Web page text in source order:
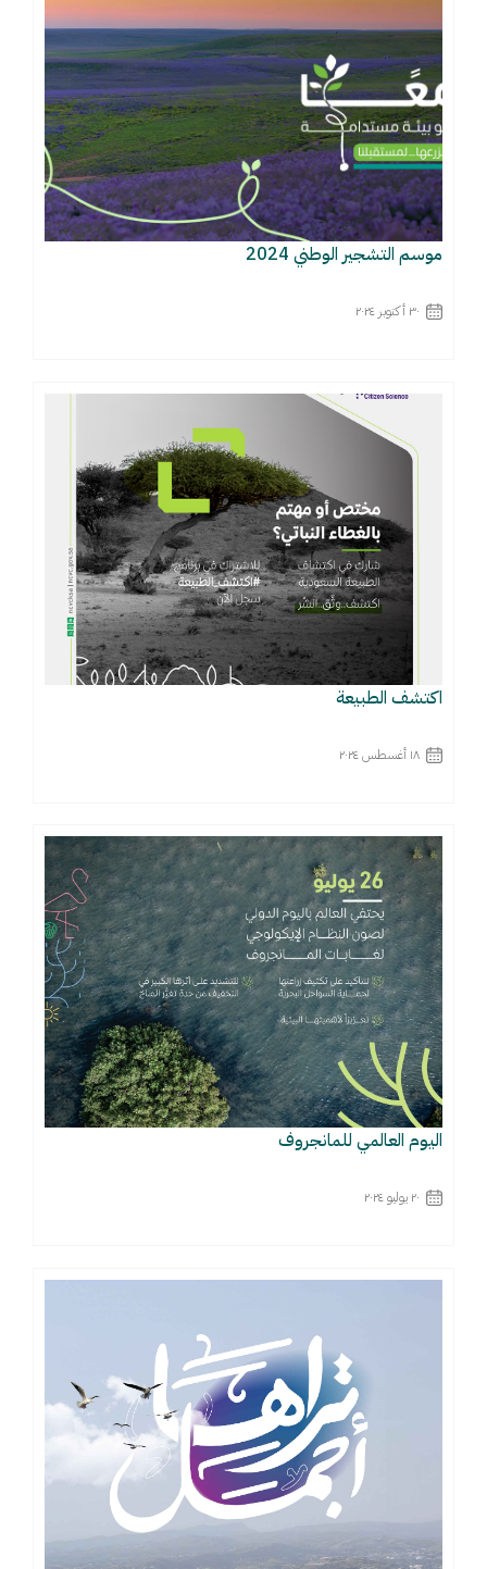
موسم التشجير الوطني 2024
٣٠ أكتوبر ٢٠٢٤
اكتشف الطبيعة
١٨ أغسطس ٢٠٢٤
اليوم العالمي للمانجروف
٢٠ يوليو ٢٠٢٤